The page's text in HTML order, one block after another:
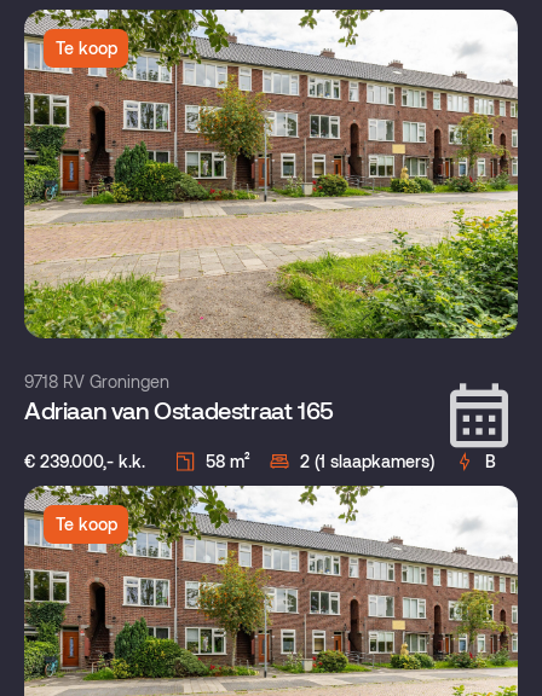
Te koop
9718 RV Groningen
Adriaan van Ostadestraat 165
€ 239.000,- k.k. 58 m² 2 (1 slaapkamers) B
Te koop